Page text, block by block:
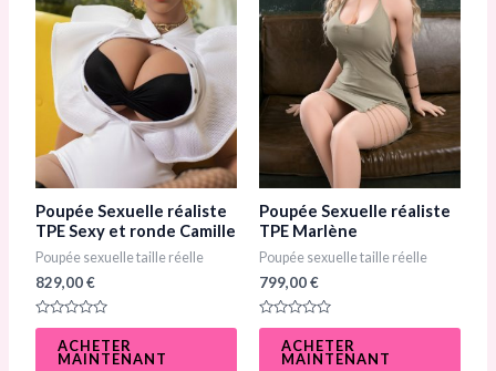
Poupée Sexuelle réaliste
TPE Sexy et ronde Camille​
Poupée sexuelle taille réelle
829,00€
N
ACHETER
MAINTENANT
Poupée Sexuelle réaliste
TPE Marlène​
Poupée sexuelle taille réelle
799,00€
N
ACHETER
MAINTENANT